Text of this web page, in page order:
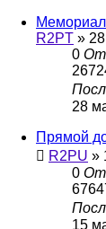
R2PT »
0
28
Прямой
R2PU »
0
15